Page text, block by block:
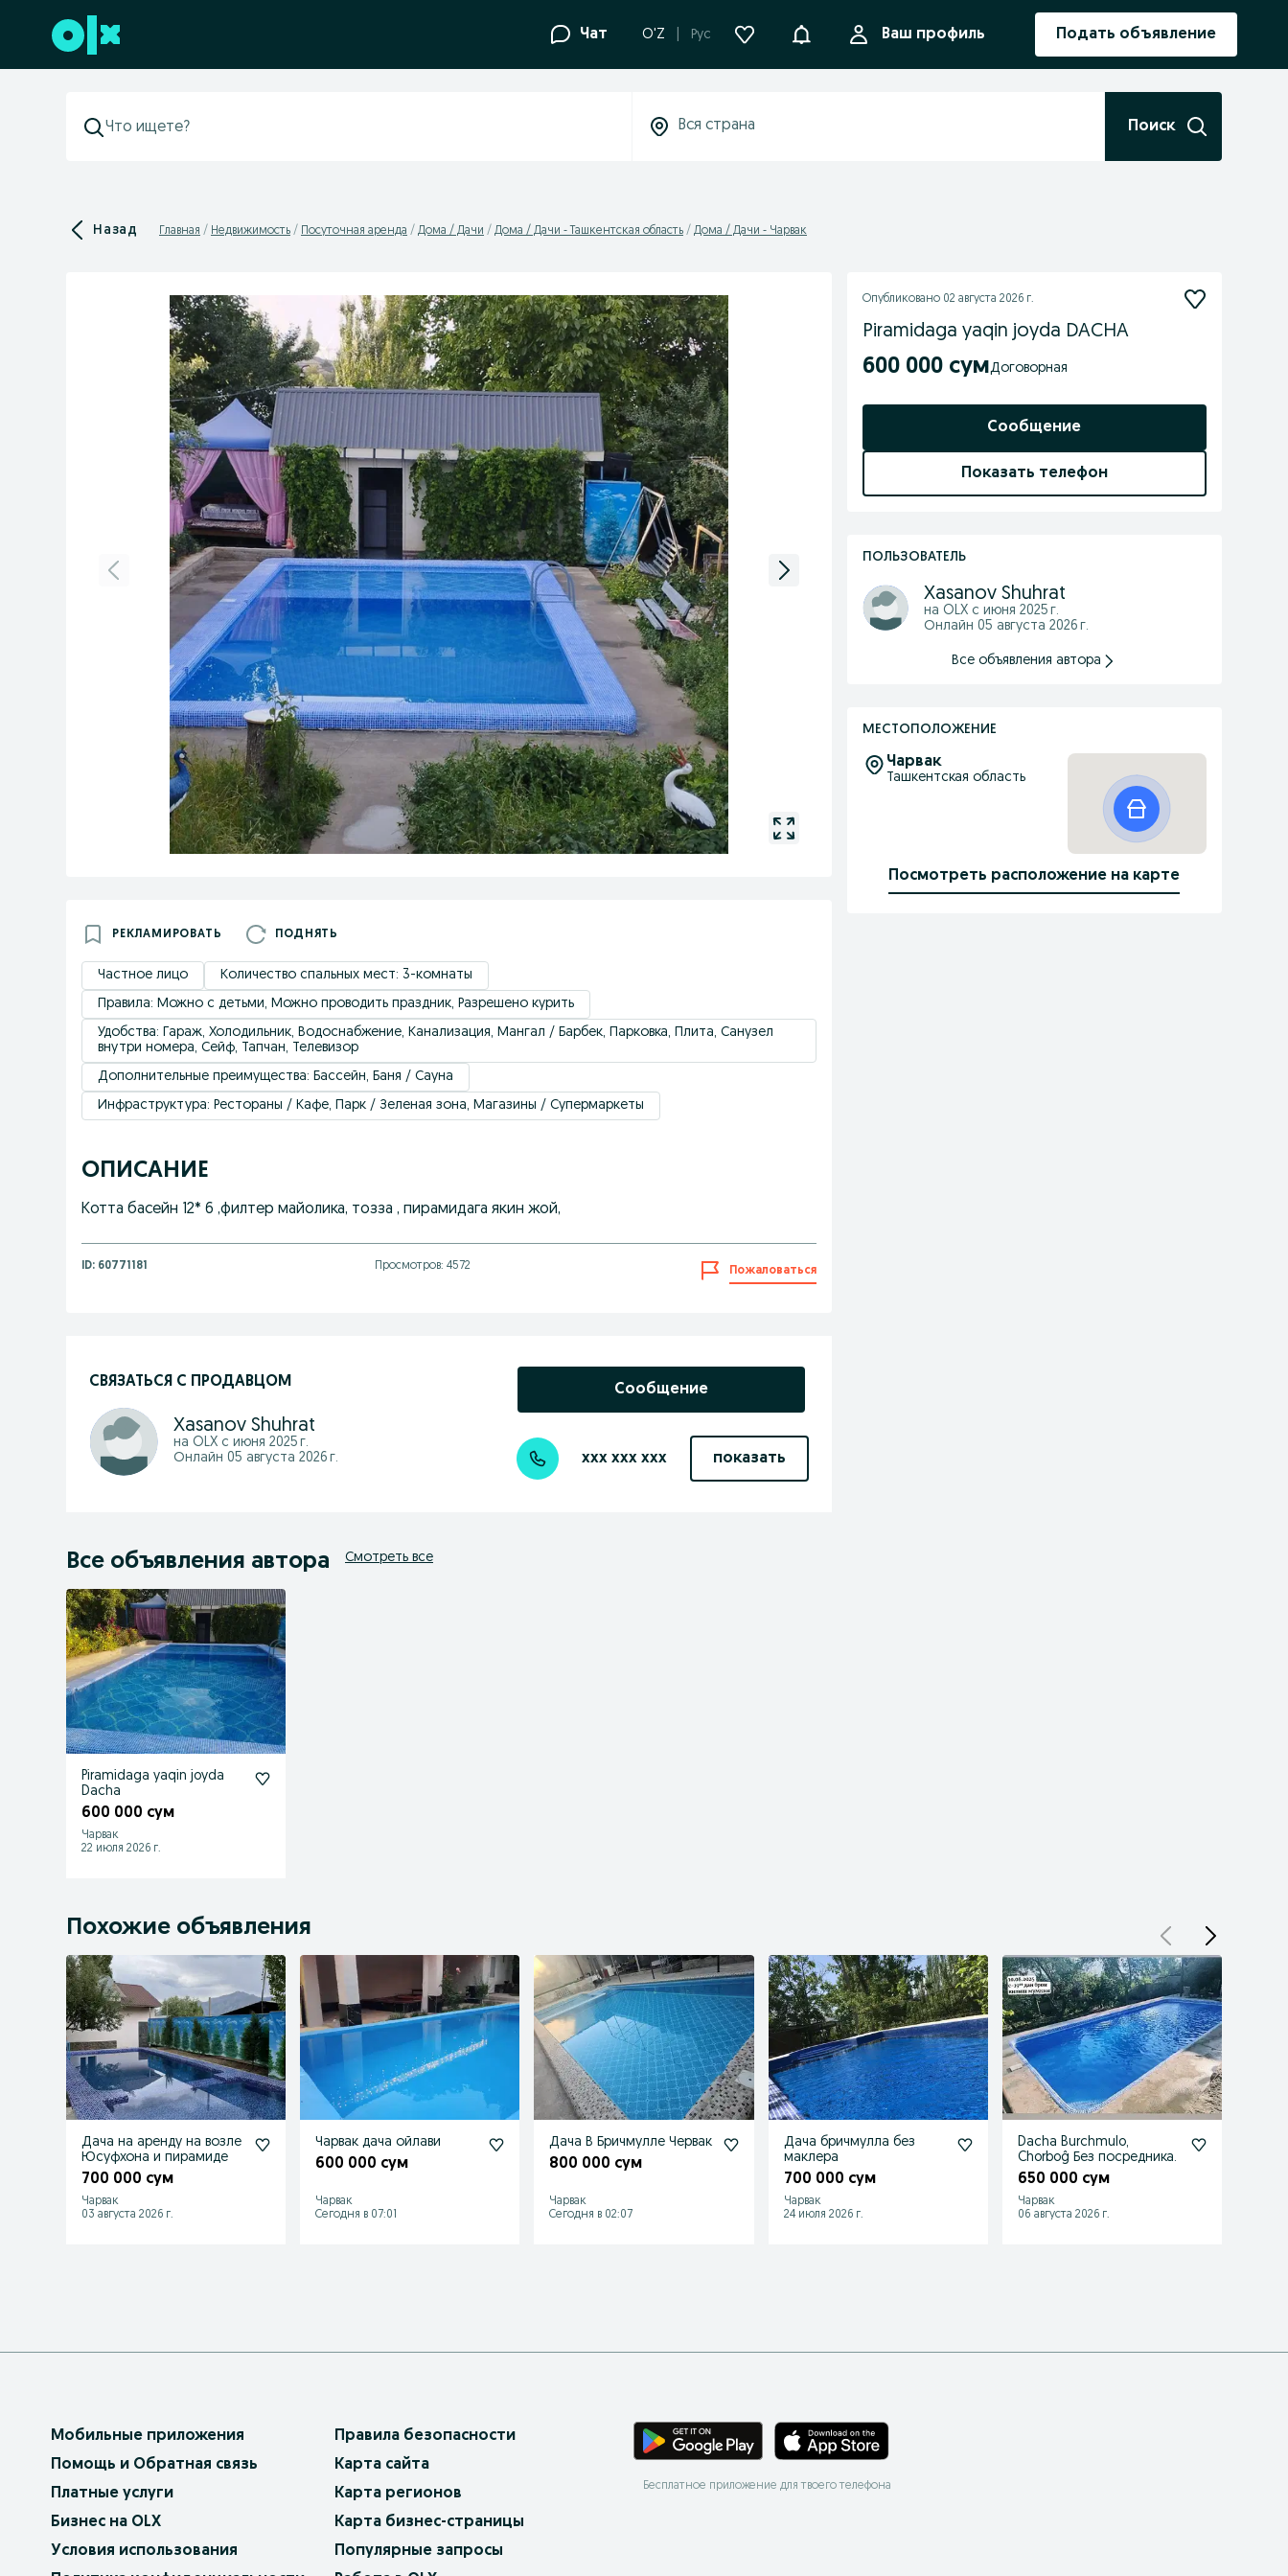
Перейти к нижнему колонтитулу Чат O'Z Рус УведомленияВаш профиль Подать объявление
Поиск
Назад Главная Недвижимость Посуточная аренда Дома / Дачи Дома / Дачи - Ташкентская область Дома / Дачи - Чарвак
РЕКЛАМИРОВАТЬ ПОДНЯТЬ
Частное лицо
Количество спальных мест: 3-комнаты
Правила: Можно с детьми, Можно проводить праздник, Разрешено курить
Удобствa: Гараж, Холодильник, Водоснабжение, Канализация, Мангал / Барбек, Парковка, Плита, Санузел
внутри номера, Сейф, Тапчан, Телевизор
Дополнительные преимущества: Бассейн, Баня / Сауна
Инфраструктура: Рестораны / Кафе, Парк / Зеленая зона, Магазины / Супермаркеты
ОПИСАНИЕ
Котта басейн 12* 6 ,филтер майолика, тозза , пирамидага якин жой,
ID: 60771181 Просмотров: 4572 Пожаловаться
СВЯЗАТЬСЯ С ПРОДАВЦОМ
Xasanov Shuhrat
на OLX с июня 2025 г.
Онлайн 05 августа 2026 г.
Сообщение
xxx xxx xxx показать
Опубликовано 02 августа 2026 г.
Piramidaga yaqin joyda DACHA
600 000 сум Договорная
Сообщение
Показать телефон
ПОЛЬЗОВАТЕЛЬ
Xasanov Shuhrat
на OLX с июня 2025 г.
Онлайн 05 августа 2026 г.
Все объявления автора
МЕСТОПОЛОЖЕНИЕ
Чарвак
Ташкентская область
Посмотреть расположение на карте
Все объявления автора Смотреть все
Piramidaga yaqin joyda
Dacha
600 000 сум
Чарвак
22 июля 2026 г.
Похожие объявления
Дача на аренду на возле
Юсуфхона и пирамиде
700 000 сум
Чарвак
03 августа 2026 г.
Чарвак дача ойлави
600 000 сум
Чарвак
Сегодня в 07:01
Дача В Бричмулле Червак
800 000 сум
Чарвак
Сегодня в 02:07
Дача бричмулла без
маклера
700 000 сум
Чарвак
24 июля 2026 г.
Dacha Burchmulo,
Chorboĝ Без посредника.
650 000 сум
Чарвак
06 августа 2026 г.
Мобильные приложения
Помощь и Обратная связь
Платные услуги
Бизнес на OLX
Условия использования
Правила безопасности
Карта сайта
Карта регионов
Карта бизнес-страницы
Популярные запросы
Бесплатное приложение для твоего телефона